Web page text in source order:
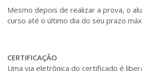
Mesmo depois de realizar a prova, o
curso até o último dia do seu prazo
CERTIFICAÇÃO
Uma via eletrônica do certificado é